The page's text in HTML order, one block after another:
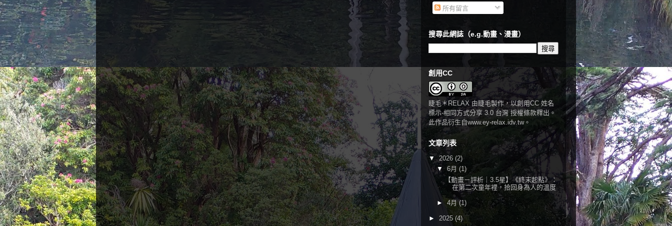
所有留言
搜尋此網誌（e.g.動畫、漫畫）
創用CC
睫毛＊RELAX 由睫毛製作，以創用CC 姓名
標示-相同方式分享 3.0 台灣 授權條款釋出。
此作品衍生自www.ey-relax.idv.tw。
文章列表
▼ 2026 (2)
▼ 6月 (1)
【動畫－評析｜3.5星】《終末起點》：
在第二次童年裡，拾回身為人的溫度
► 4月(1)
► 2025 (4)